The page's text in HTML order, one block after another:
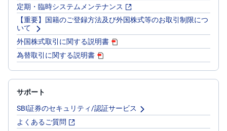
定期・臨時システムメンテナンス
【重要】国籍のご登録方法及び外国株式等のお取引制限につ
いて
外国株式取引に関する説明書
為替取引に関する説明書
サポート
SBI証券のセキュリティ/認証サービス
よくあるご質問